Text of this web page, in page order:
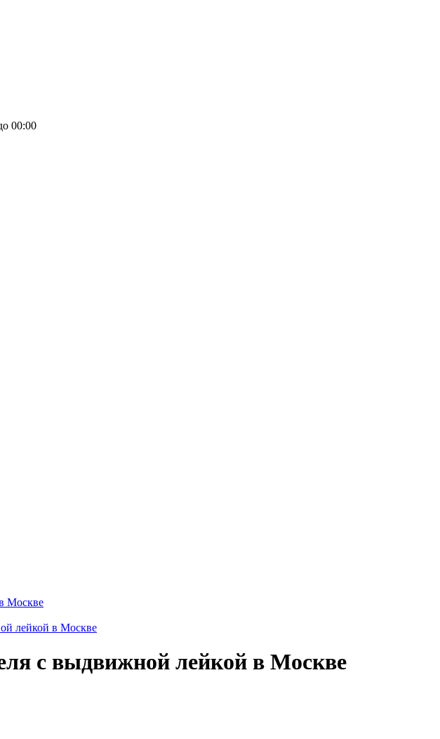
00:00
Москве
лейкой в Москве
с выдвижной лейкой в Москве